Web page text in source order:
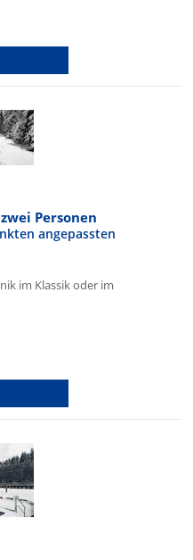
Personen
angepassten
im Klassik oder im